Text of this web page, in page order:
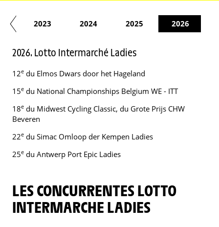
2023 2024 2025 2026
2026. Lotto Intermarché Ladies
12e du Elmos Dwars door het Hageland
15e du National Championships Belgium WE - ITT
18e du Midwest Cycling Classic, du Grote Prijs CHW
Beveren
22e du Simac Omloop der Kempen Ladies
25e du Antwerp Port Epic Ladies
LES CONCURRENTES LOTTO
INTERMARCHE LADIES